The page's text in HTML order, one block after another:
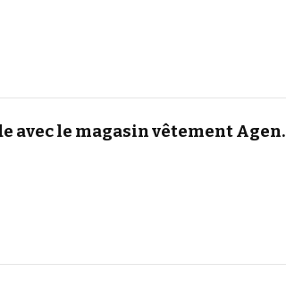
avec le magasin vêtement Agen.